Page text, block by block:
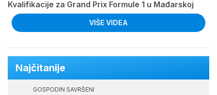
Kvalifikacije za Grand Prix Formule 1 u Mađarskoj
VIŠE VIDEA
Najčitanije
GOSPODIN SAVRŠENI